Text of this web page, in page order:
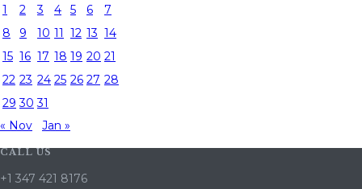
1
2 3 4 5 6
7
8
9 10 11 12 13 14
15 16 17 18 19 20 21
22 23 24 25 26 27 28
29 30 31
« Nov
Jan »
CALL US
+1 347 421 8176